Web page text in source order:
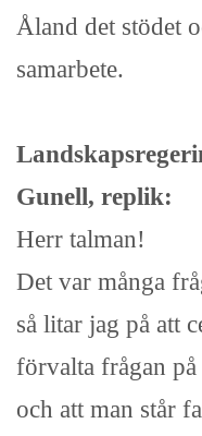
Åland det stödet
samarbete.
Gunell, replik:
Herr talman!
Det var många
så litar jag på att
förvalta frågan på
och att man står